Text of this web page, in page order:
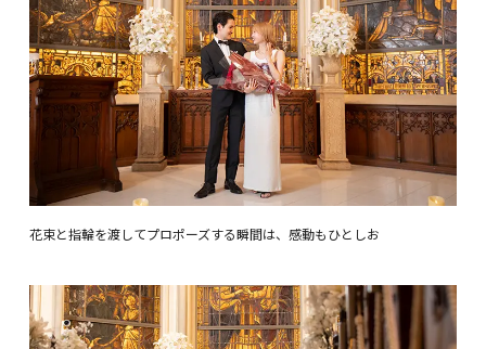
花束と指輪を渡してプロポーズする瞬間は、感動もひとしお